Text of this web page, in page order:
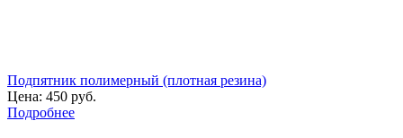
Подпятник полимерный (плотная резина)
Цена: 450 руб.
Подробнее